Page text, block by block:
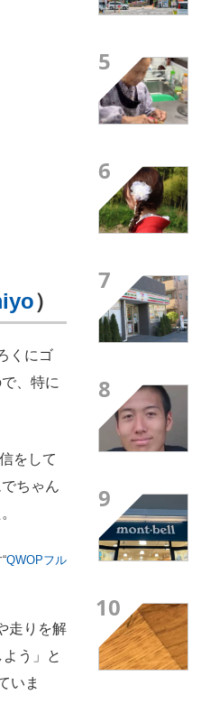
）
くにゴ
、特に
をして
ちゃん
QWOPフル
走りを解
う」と
いま
5
6
7
8
9
10